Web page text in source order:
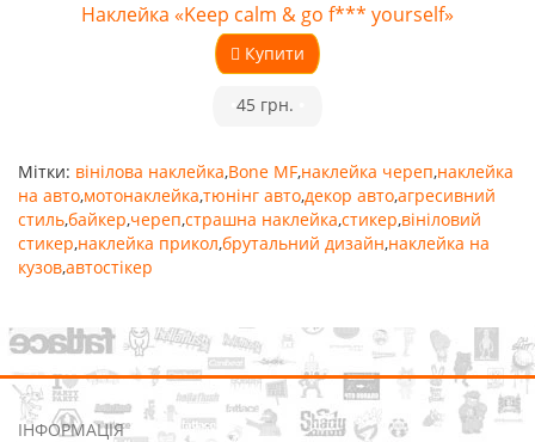
Наклейка «Keep calm & go f*** yourself»
Купити
45 грн.
Мітки: вінілова наклейка,Bone MF,наклейка череп,наклейка
на авто,мотонаклейка,тюнінг авто,декор авто,агресивний
стиль,байкер,череп,страшна наклейка,стикер,вініловий
стикер,наклейка прикол,брутальний дизайн,наклейка на
кузов,автостікер
ІНФОРМАЦІЯ